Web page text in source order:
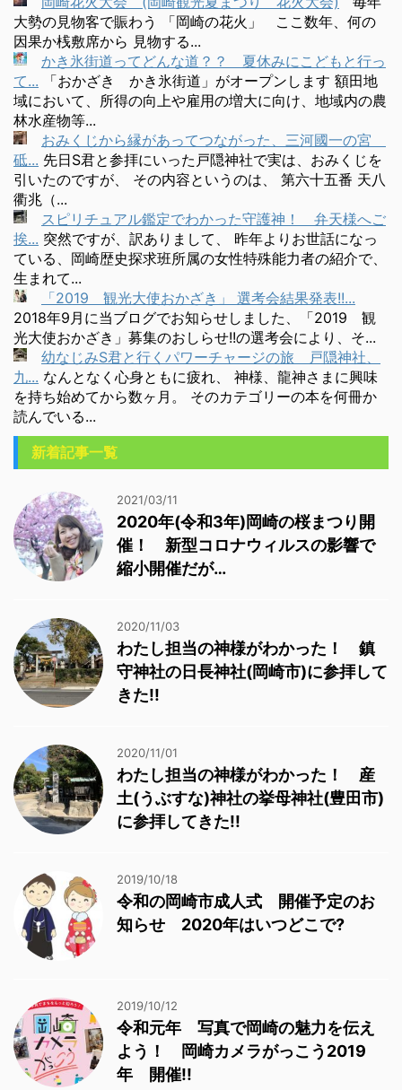
大勢の見物客で賑わう 「岡崎の花火」 ここ数年、何の
因果か桟敷席から 見物する...
かき氷街道ってどんな道？？ 夏休みにこどもと行っ
て...
「おかざき かき氷街道」がオープンします 額田地
域において、所得の向上や雇用の増大に向け、地域内の農
林水産物等...
おみくじから縁があってつながった、三河國一の宮
砥... 先日S君と参拝にいった戸隠神社で実は、おみくじを
引いたのですが、 その内容というのは、 第六十五番 天八
衢兆（...
スピリチュアル鑑定でわかった守護神！ 弁天様へご
挨... 突然ですが、訳ありまして、 昨年よりお世話になっ
ている、岡崎歴史探求班所属の女性特殊能力者の紹介で、
生まれて...
「2019 観光大使おかざき」 選考会結果発表!!...
2018年9月に当ブログでお知らせしました、「2019 観
光大使おかざき」募集のおしらせ!!の選考会により、そ...
幼なじみS君と行くパワーチャージの旅 戸隠神社、
九... なんとなく心身ともに疲れ、 神様、龍神さまに興味
を持ち始めてから数ヶ月。 そのカテゴリーの本を何冊か
読んでいる...
新着記事一覧
2021/03/11
2020年(令和3年)岡崎の桜まつり開
催！ 新型コロナウィルスの影響で
縮小開催だが…
2020/11/03
わたし担当の神様がわかった！ 鎮
守神社の日長神社(岡崎市)に参拝して
きた!!
2020/11/01
わたし担当の神様がわかった！ 産
土(うぶすな)神社の挙母神社(豊田市)
に参拝してきた!!
2019/10/18
令和の岡崎市成人式 開催予定のお
知らせ 2020年はいつどこで?
2019/10/12
令和元年 写真で岡崎の魅力を伝え
よう！ 岡崎カメラがっこう2019
年 開催!!